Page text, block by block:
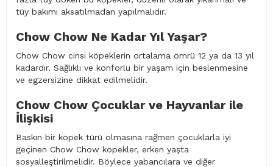
tüy bakımı aksatılmadan yapılmalıdır.
Chow Chow Ne Kadar Yıl Yaşar?
Chow Chow cinsi köpeklerin ortalama ömrü 12 ya da 13 yıl
kadardır. Sağlıklı ve konforlu bir yaşam için beslenmesine
ve egzersizine dikkat edilmelidir.
Chow Chow Çocuklar ve Hayvanlar ile
İlişkisi
Baskın bir köpek türü olmasına rağmen çocuklarla iyi
geçinen Chow Chow köpekler, erken yaşta
sosyalleştirilmelidir. Böylece yabancılara ve diğer